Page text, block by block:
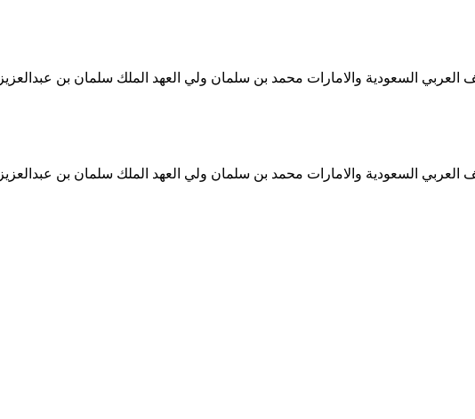
السعودية والامارات محمد بن سلمان ولي العهد الملك سلمان بن عبدالعزيز
السعودية والامارات محمد بن سلمان ولي العهد الملك سلمان بن عبدالعزيز